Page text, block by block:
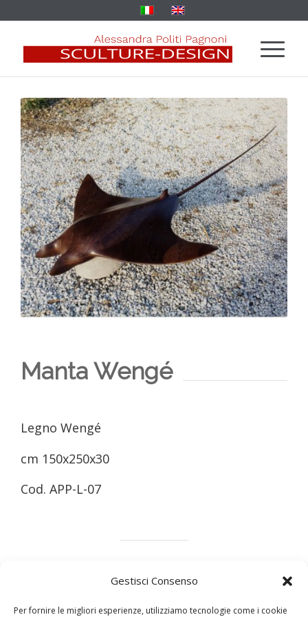
Gestisci Consenso
Per fornire le migliori esperienze, utilizziamo tecnologie come i cookie
Manta Wengé
Legno Wengé
cm 150x250x30
Cod. APP-L-07
Legno Design